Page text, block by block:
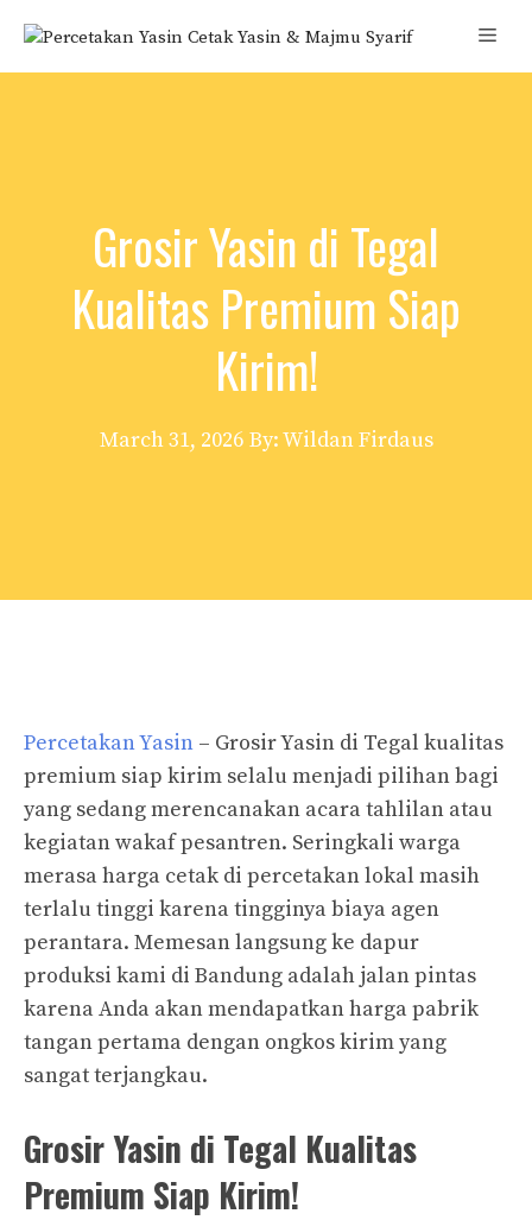
content
Grosir Yasin di Tegal
Kualitas Premium Siap
Kirim!
March 31, 2026 By: Wildan Firdaus
Percetakan Yasin – Grosir Yasin di Tegal kualitas
premium siap kirim selalu menjadi pilihan bagi
yang sedang merencanakan acara tahlilan atau
kegiatan wakaf pesantren. Seringkali warga
merasa harga cetak di percetakan lokal masih
terlalu tinggi karena tingginya biaya agen
perantara. Memesan langsung ke dapur
produksi kami di Bandung adalah jalan pintas
karena Anda akan mendapatkan harga pabrik
tangan pertama dengan ongkos kirim yang
sangat terjangkau.
Grosir Yasin di Tegal Kualitas
Premium Siap Kirim!